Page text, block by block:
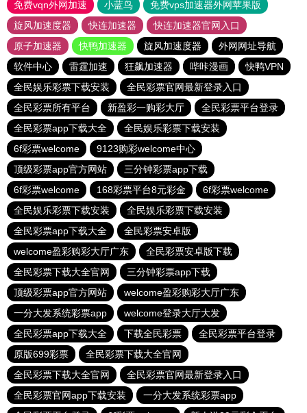
免费vqn外网加速
小蓝鸟
免费vps加速器外网苹果版
旋风加速度器
快连加速器
快连加速器官网入口
原子加速器
快鸭加速器 旋风加速度器
外网网址导航
软件中心
雷霆加速 狂飙加速器 哔咔漫画
快鸭VPN
全民娱乐彩票下载安装
全民彩票官网最新登录入口
全民彩票所有平台
新盈彩一购彩大厅
全民彩票平台登录
全民彩票app下载大全
全民娱乐彩票下载安装
6f彩票welcome
9123购彩welcome中心
顶级彩票app官方网站
三分钟彩票app下载
6f彩票welcome
168彩票平台8元彩金
6f彩票welcome
全民娱乐彩票下载安装
全民娱乐彩票下载安装
全民彩票app下载大全
全民彩票安卓版
welcome盈彩购彩大厅广东
全民彩票安卓版下载
全民彩票下载大全官网
三分钟彩票app下载
顶级彩票app官方网站
welcome盈彩购彩大厅广东
一分大发系统彩票app
welcome登录大厅大发
全民彩票app下载大全
下载全民彩票
全民彩票平台登录
原版699彩票
全民彩票下载大全官网
全民彩票下载大全官网
全民彩票官网最新登录入口
全民彩票官网app下载安装
一分大发系统彩票app